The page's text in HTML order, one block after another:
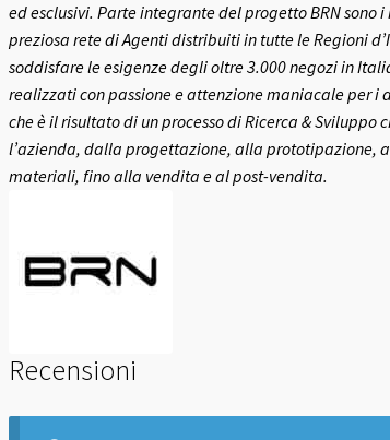
ed esclusivi. Parte integrante del progetto BRN sono
preziosa rete di Agenti distribuiti in tutte le Regioni
soddisfare le esigenze degli oltre 3.000 negozi in
realizzati con passione e attenzione maniacale per i
che è il risultato di un processo di Ricerca & Sviluppo
l’azienda, dalla progettazione, alla prototipazione,
materiali, fino alla vendita e al post-vendita.
Recensioni